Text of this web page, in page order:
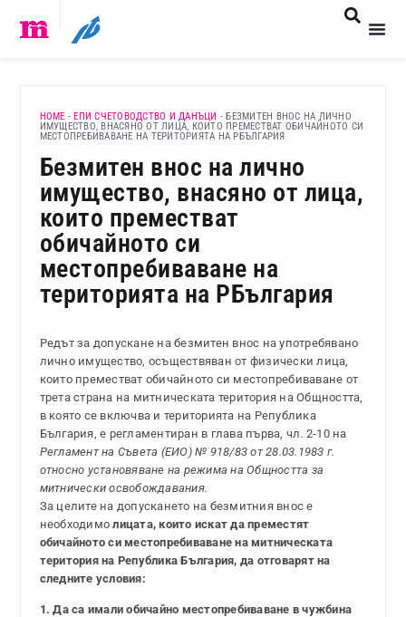
HOME - ЕПИ СЧЕТОВОДСТВО И ДАНЪЦИ - БЕЗМИТЕН ВНОС НА ЛИЧНО
ИМУЩЕСТВО, ВНАСЯНО ОТ ЛИЦА, КОИТО ПРЕМЕСТВАТ ОБИЧАЙНОТО СИ
МЕСТОПРЕБИВАВАНЕ НА ТЕРИТОРИЯТА НА РБЪЛГАРИЯ
Безмитен внос на лично
имущество, внасяно от лица,
които преместват
обичайното си
местопребиваване на
територията на РБългария
Редът за допускане на безмитен внос на употребявано
лично имущество, осъществяван от физически лица,
които преместват обичайното си местопребиваване от
трета страна на митническата територия на Общността,
в която се включва и територията на Република
България, е регламентиран в глава първа, чл. 2-10 на
Регламент на Съвета (ЕИО) № 918/83 от 28.03.1983 г.
относно установяване на режима на Общността за
митнически освобождавания.
За целите на допускането на безмитния внос е
необходимолицата, които искат да преместят
обичайното си местопребиваване на митническата
територия на Република България, да отговарят на
следните условия:
1. Да са имали обичайно местопребиваване в чужбина